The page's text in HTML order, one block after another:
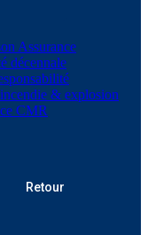
Assurance
décennale
& explosion
CMR
Retour